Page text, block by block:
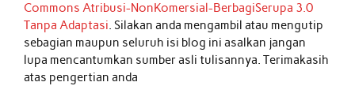
Commons Atribusi-NonKomersial-BerbagiSerupa 3.0
Tanpa Adaptasi. Silakan anda mengambil atau mengutip
sebagian maupun seluruh isi blog ini asalkan jangan
lupa mencantumkan sumber asli tulisannya. Terimakasih
atas pengertian anda